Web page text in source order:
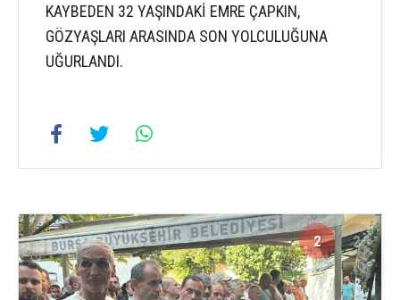
KAYBEDEN 32 YAŞINDAKİ EMRE ÇAPKIN,
GÖZYAŞLARI ARASINDA SON YOLCULUĞUNA
UĞURLANDI.
2 2